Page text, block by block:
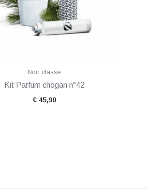
Non classé
Kit Parfum chogan n°42
€45,90